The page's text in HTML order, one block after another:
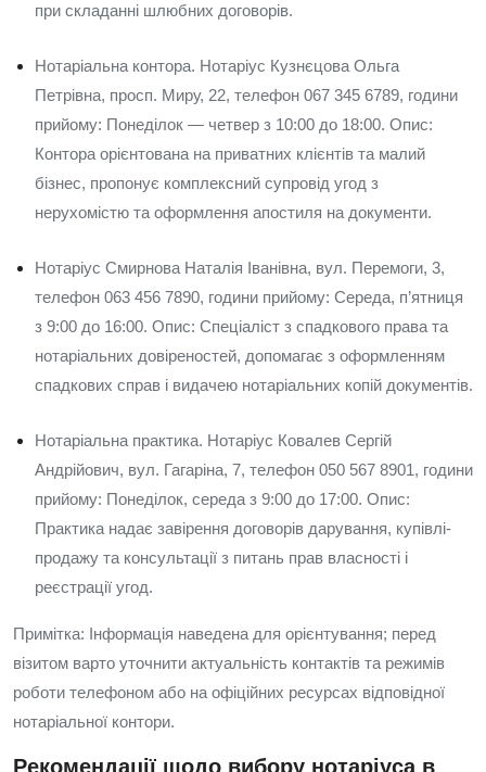
при складанні шлюбних договорів.
Нотаріальна контора. Нотаріус Кузнєцова Ольга
Петрівна, просп. Миру, 22, телефон 067 345 6789, години
прийому: Понеділок — четвер з 10:00 до 18:00. Опис:
Контора орієнтована на приватних клієнтів та малий
бізнес, пропонує комплексний супровід угод з
нерухомістю та оформлення апостиля на документи.
Нотаріус Смирнова Наталія Іванівна, вул. Перемоги, 3,
телефон 063 456 7890, години прийому: Середа, п’ятниця
з 9:00 до 16:00. Опис: Спеціаліст з спадкового права та
нотаріальних довіреностей, допомагає з оформленням
спадкових справ і видачею нотаріальних копій документів.
Нотаріальна практика. Нотаріус Ковалев Сергій
Андрійович, вул. Гагаріна, 7, телефон 050 567 8901, години
прийому: Понеділок, середа з 9:00 до 17:00. Опис:
Практика надає завірення договорів дарування, купівлі-
продажу та консультації з питань прав власності і
реєстрації угод.
Примітка: Інформація наведена для орієнтування; перед
візитом варто уточнити актуальність контактів та режимів
роботи телефоном або на офіційних ресурсах відповідної
нотаріальної контори.
Рекомендації щодо вибору нотаріуса в